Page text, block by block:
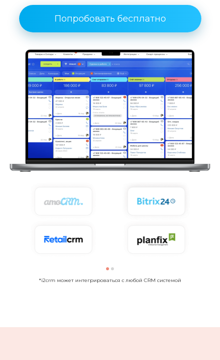
Попробовать бесплатно
*i2crm может интегрироваться с любой CRM системой